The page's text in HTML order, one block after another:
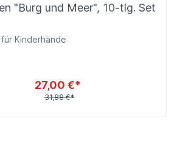
"Burg und Meer", 10-tlg. Set
Kinderhände
27,00 €*
31,88 €*